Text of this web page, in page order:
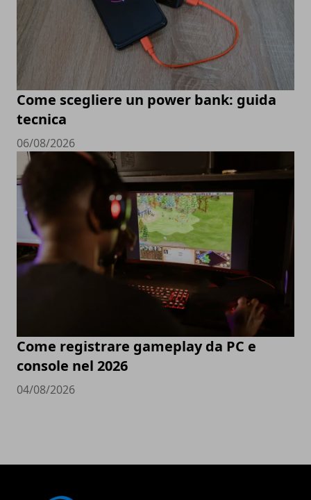
Come scegliere un power bank: guida
tecnica
06/08/2026
Come registrare gameplay da PC e
console nel 2026
04/08/2026